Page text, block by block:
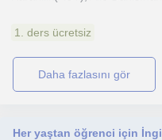
1. ders ücretsiz
daha fazlasını gör
Her yaştan öğrenci için